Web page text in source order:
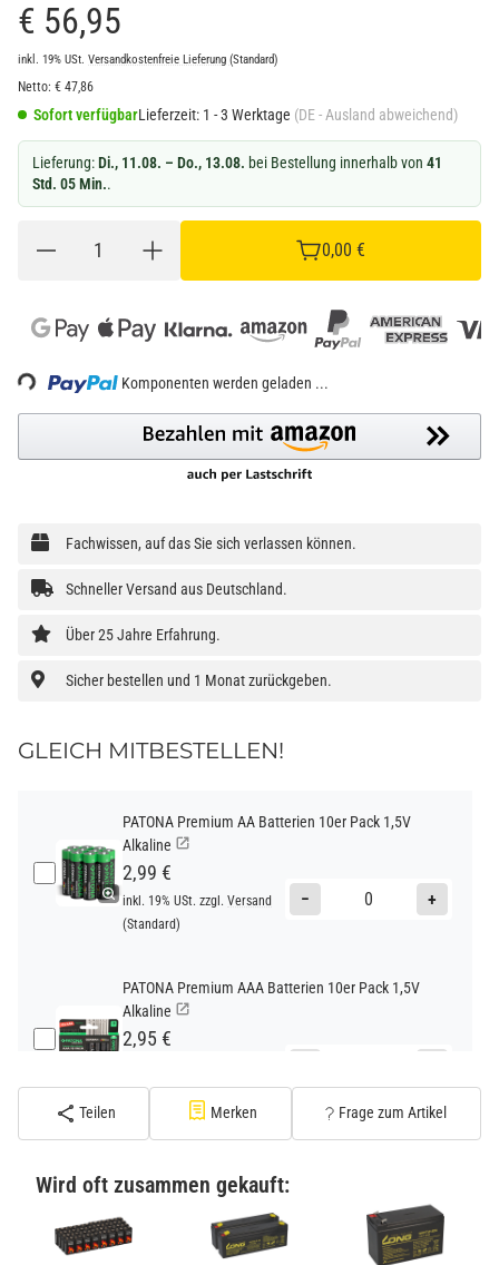
€ 56,95
inkl. 19% USt. Versandkostenfreie Lieferung (Standard)
Netto: € 47,86
Sofort verfügbarLieferzeit: 1 - 3 Werktage (DE - Ausland abweichend)
Lieferung:Di., 11.08. – Do., 13.08. bei Bestellung innerhalb von 41
Std. 05 Min..
0,00 €
Loading... Komponenten werden geladen ...
Fachwissen, auf das Sie sich verlassen können.
Schneller Versand aus Deutschland.
Über 25 Jahre Erfahrung.
Sicher bestellen und 1 Monat zurückgeben.
GLEICH MITBESTELLEN!
PATONA Premium AA Batterien 10er Pack 1,5V
Alkaline
2,99 €
inkl. 19% USt. zzgl. Versand
(Standard)
− +
PATONA Premium AAA Batterien 10er Pack 1,5V
Alkaline
2,95 €
(Standard)
Lithium
inkl. 19% USt. zzgl.Versand
(Gefahrgut UN3090 Versand
+
Teilen Merken Frage zum Artikel
Wird oft zusammen gekauft: